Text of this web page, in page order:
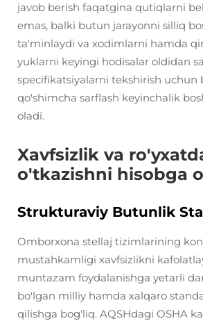
javob berish faqatgina qutiqlarni
emas, balki butun jarayonni silliq
ta'minlaydi va xodimlarni hamda
yuklarni keyingi hodisalar oldidan
specifikatsiyalarni tekshirish uchun
qo'shimcha sarflash keyinchalik
oladi.
Xavfsizlik va
o'tkazishni hisobga
Strukturaviy Butunlik
Omborxona stellaj tizimlarining
mustahkamligi xavfsizlikni
muntazam foydalanishga yetarli
bo'lgan milliy hamda xalqaro
qilishga bog'liq. AQSHdagi OSHA